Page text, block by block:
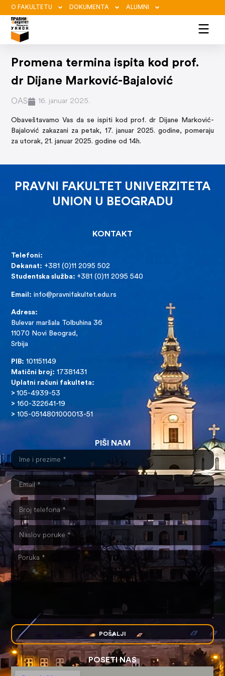
O FAKULTETU DOKUMENTA ALUMNI
Promena termina ispita kod prof.
dr Dijane Marković-Bajalović
OAS 16. januar 2025.
Obaveštavamo Vas da se ispiti kod prof. dr Dijane Marković-
Bajalović zakazani za petak, 17. januar 2025. godine, pomeraju
za utorak, 21. januar 2025. godine od 14h.
PRAVNI FAKULTET UNIVERZITETA
UNION U BEOGRADU
KONTAKT
Telefoni:
Dekanat: +381 (0)11 2095 502
Studentska služba: +381 (0)11 2095 540
Email: info@pravnifakultet.edu.rs
Adresa:
Bulevar maršala Tolbuhina 36
11070 Novi Beograd,
Srbija
PIB: 101151149
Matični broj: 17381431
Uplatni računi fakulteta:
>105-4939-53
> 160-322641-19
> 105-0514801000013-51
PIŠI NAM
POŠALJI
POSETI NAS